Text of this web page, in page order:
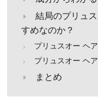
結局のプリュ
すめなのか？
プリュスオー ヘ
プリュスオー ヘ
まとめ